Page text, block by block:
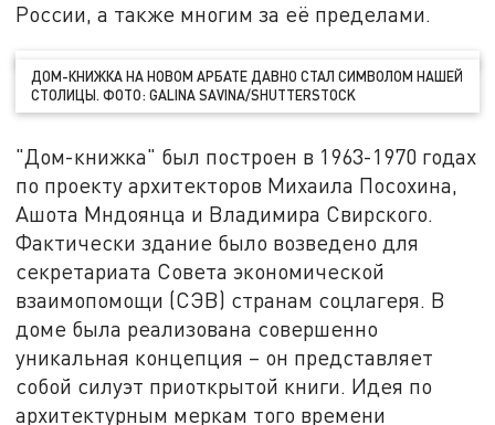
России, а также многим за её пределами.
ДОМ-КНИЖКА НА НОВОМ АРБАТЕ ДАВНО СТАЛ СИМВОЛОМ НАШЕЙ
СТОЛИЦЫ. ФОТО: GALINA SAVINA/SHUTTERSTOCK
"Дом-книжка" был построен в 1963-1970 годах
по проекту архитекторов Михаила Посохина,
Ашота Мндоянца и Владимира Свирского.
Фактически здание было возведено для
секретариата Совета экономической
взаимопомощи (СЭВ) странам соцлагеря. В
доме была реализована совершенно
уникальная концепция – он представляет
собой силуэт приоткрытой книги. Идея по
архитектурным меркам того времени